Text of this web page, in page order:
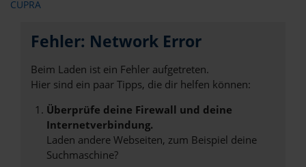
CUPRA
Fehler: Network Error
Beim Laden ist ein Fehler aufgetreten.
Hier sind ein paar Tipps, die dir helfen können:
Überprüfe deine Firewall und deine
Internetverbindung.
Laden andere Webseiten, zum Beispiel deine
Suchmaschine?